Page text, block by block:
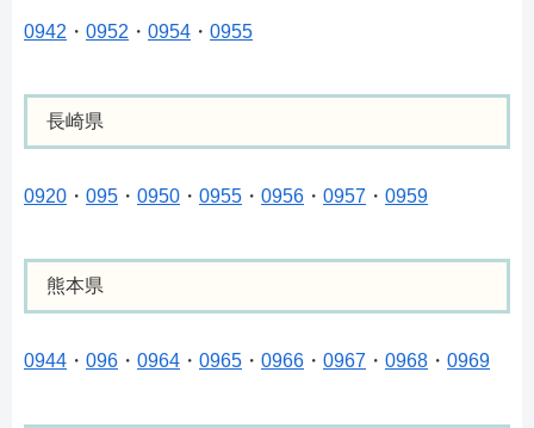
0942 ・ 0952 ・ 0954 ・ 0955
長崎県
0920 ・ 095 ・ 0950 ・ 0955 ・ 0956 ・ 0957 ・ 0959
熊本県
0944 ・ 096 ・ 0964 ・ 0965 ・ 0966 ・ 0967 ・ 0968 ・ 0969